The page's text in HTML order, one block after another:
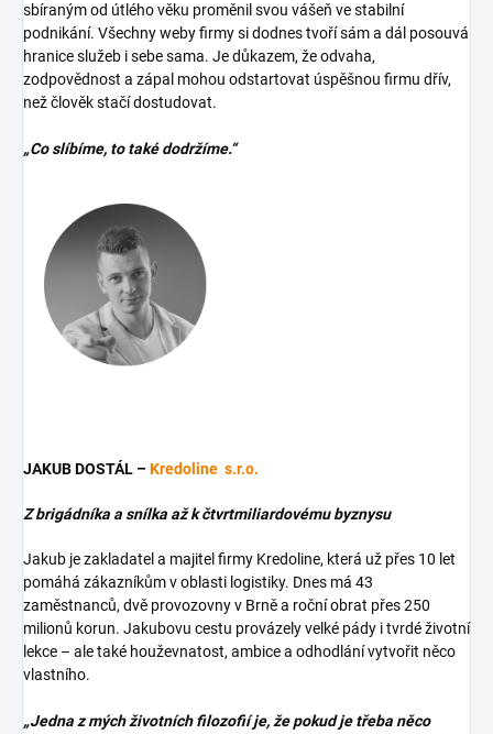
sbíraným od útlého věku proměnil svou vášeň ve stabilní
podnikání. Všechny weby firmy si dodnes tvoří sám a dál posouvá
hranice služeb i sebe sama. Je důkazem, že odvaha,
zodpovědnost a zápal mohou odstartovat úspěšnou firmu dřív,
než člověk stačí dostudovat.
„Co slíbíme, to také dodržíme.“
JAKUB DOSTÁL –Kredoline s.r.o.
Z brigádníka a snílka až k čtvrtmiliardovému byznysu
Jakub je zakladatel a majitel firmy Kredoline, která už přes 10 let
pomáhá zákazníkům v oblasti logistiky. Dnes má 43
zaměstnanců, dvě provozovny v Brně a roční obrat přes 250
milionů korun. Jakubovu cestu provázely velké pády i tvrdé životní
lekce – ale také houževnatost, ambice a odhodlání vytvořit něco
vlastního.
„Jedna z mých životních filozofií je, že pokud je třeba něco